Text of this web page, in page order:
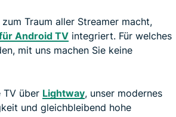
Traum aller Streamer macht,
Android TV integriert. Für welches
mit uns machen Sie keine
TV über Lightway, unser modernes
und gleichbleibend hohe